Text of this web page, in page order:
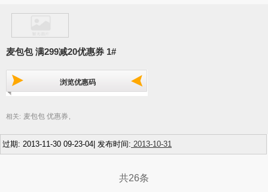
麦包包 满299减20优惠券 1#
浏览优惠码
相关: 麦包包 优惠券
过期: 2013-11-30 09-23-04| 发布时间: 2013-10-31
共26条